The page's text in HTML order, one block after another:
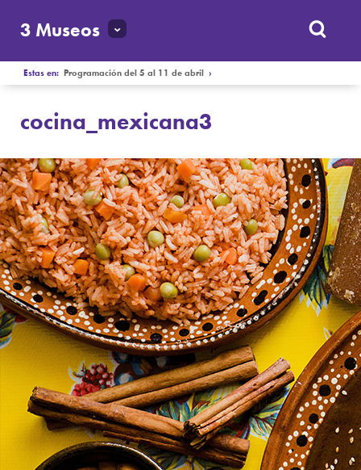
3 Museos
Estas en:Programación del 5 al 11 de abril ›
cocina_mexicana3